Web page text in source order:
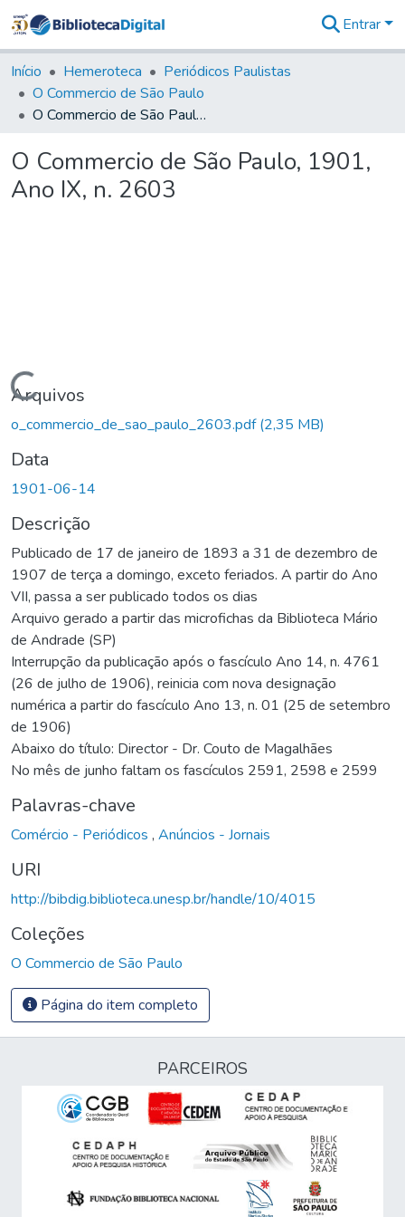
&
Coleções
Tudo na
Biblioteca
Estatísticas
Entrar
Início Hemeroteca
Periódicos Paulistas
O Commercio de São Paulo
O Commercio de São Paulo, 1901, Ano IX, n. 2603
O Commercio de São Paulo, 1901,
Ano IX, n. 2603
Carregando...
Arquivos
o_commercio_de_sao_paulo_2603.pdf(2,35 MB)
Data
1901-06-14
Descrição
Publicado de 17 de janeiro de 1893 a 31 de dezembro de
1907 de terça a domingo, exceto feriados. A partir do Ano
VII, passa a ser publicado todos os dias
Arquivo gerado a partir das microfichas da Biblioteca Mário
de Andrade (SP)
Interrupção da publicação após o fascículo Ano 14, n. 4761
(26 de julho de 1906), reinicia com nova designação
numérica a partir do fascículo Ano 13, n. 01 (25 de setembro
de 1906)
Abaixo do título: Director - Dr. Couto de Magalhães
No mês de junho faltam os fascículos 2591, 2598 e 2599
Palavras-chave
Comércio - Periódicos , Anúncios - Jornais
URI
http://bibdig.biblioteca.unesp.br/handle/10/4015
Coleções
O Commercio de São Paulo
Página do item completo
PARCEIROS